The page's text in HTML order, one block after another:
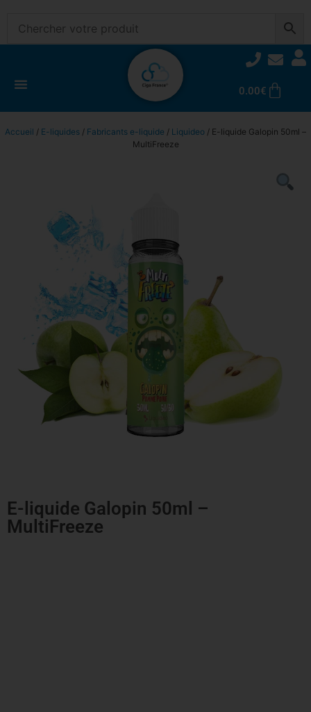
0.00€
Accueil / E-liquides / Fabricants e-liquide / Liquideo / E-liquide Galopin 50ml –
MultiFreeze
E-liquide Galopin 50ml –
MultiFreeze